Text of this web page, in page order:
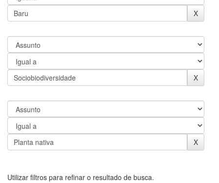
Utilizar filtros para refinar o resultado de busca.